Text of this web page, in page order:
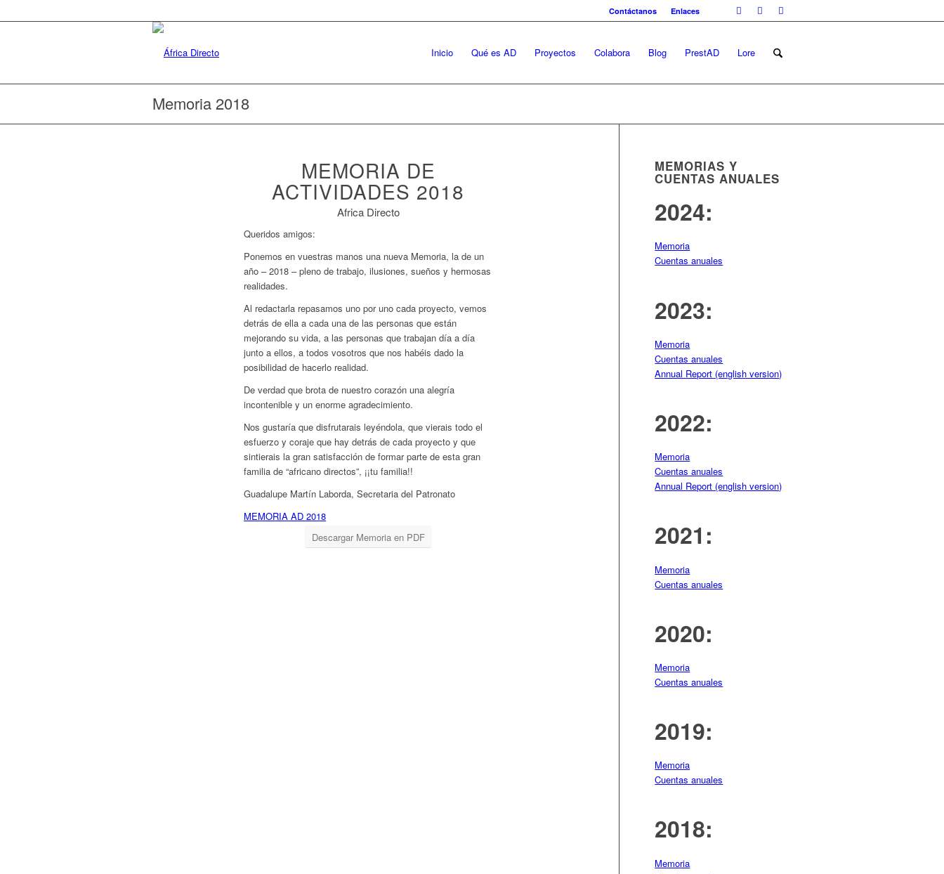
Contáctanos Enlaces
Inicio Qué es AD Proyectos Colabora Blog PrestAD Lore
Memoria 2018
MEMORIA DE
ACTIVIDADES 2018
Africa Directo
Queridos amigos:
Ponemos en vuestras manos una nueva Memoria, la de un
año – 2018 – pleno de trabajo, ilusiones, sueños y hermosas
realidades.
Al redactarla repasamos uno por uno cada proyecto, vemos
detrás de ella a cada una de las personas que están
mejorando su vida, a las personas que trabajan día a día
junto a ellos, a todos vosotros que nos habéis dado la
posibilidad de hacerlo realidad.
De verdad que brota de nuestro corazón una alegría
incontenible y un enorme agradecimiento.
Nos gustaría que disfrutarais leyéndola, que vierais todo el
esfuerzo y coraje que hay detrás de cada proyecto y que
sintierais la gran satisfacción de formar parte de esta gran
familia de “africano directos”, ¡¡tu familia!!
Guadalupe Martín Laborda, Secretaria del Patronato
MEMORIA AD 2018
Descargar Memoria en PDF
MEMORIAS Y
CUENTAS ANUALES
2024:
Memoria
Cuentas anuales
2023:
Memoria
Cuentas anuales
Annual Report (english version)
2022:
Memoria
Cuentas anuales
Annual Report (english version)
2021:
Memoria
Cuentas anuales
2020:
Memoria
Cuentas anuales
2019:
Memoria
Cuentas anuales
2018:
Memoria